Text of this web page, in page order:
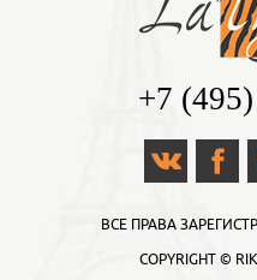
+7
ВСЕ ПРАВА
COPYRIGHT ©